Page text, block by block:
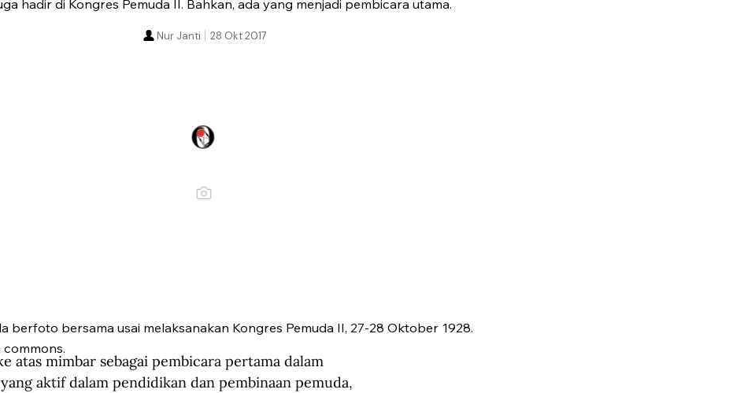
hadir di Kongres Pemuda II. Bahkan, ada yang menjadi pembicara utama.
28 Okt 2017
Nur Janti
berfoto bersama usai melaksanakan Kongres Pemuda II, 27-28 Oktober 1928.
commons.
atas mimbar sebagai pembicara pertama dalam
aktif dalam pendidikan dan pembinaan pemuda,